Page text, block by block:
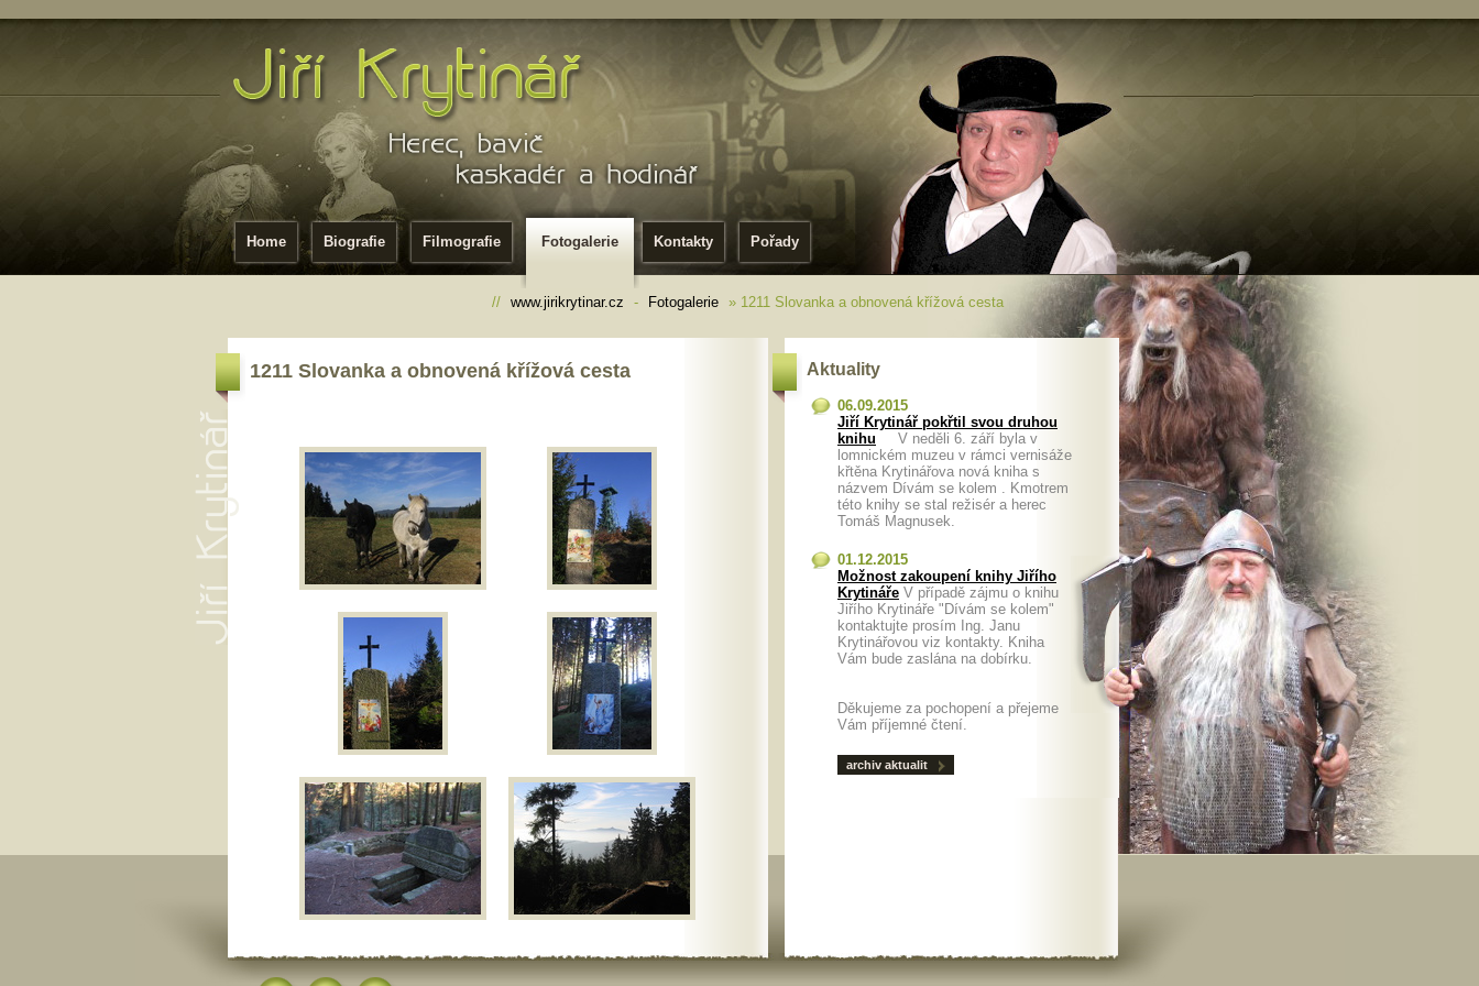
Home Biografie Filmografie Fotogalerie Kontakty Pořady
// www.jirikrytinar.cz - Fotogalerie » 1211 Slovanka a obnovená křížová cesta
1211 Slovanka a obnovená křížová cesta Aktuality
06.09.2015
Jiří Krytinář pokřtil svou druhou
knihu V neděli 6. září byla v
lomnickém muzeu v rámci vernisáže
křtěna Krytinářova nová kniha s
názvem Dívám se kolem . Kmotrem
této knihy se stal režisér a herec
Tomáš Magnusek.
01.12.2015
Možnost zakoupení knihy Jiřího
Krytináře V případě zájmu o knihu
Jiřího Krytináře "Dívám se kolem"
kontaktujte prosím Ing. Janu
Krytinářovou viz kontakty. Kniha
Vám bude zaslána na dobírku.
Děkujeme za pochopení a přejeme
Vám příjemné čtení.
archiv aktualit